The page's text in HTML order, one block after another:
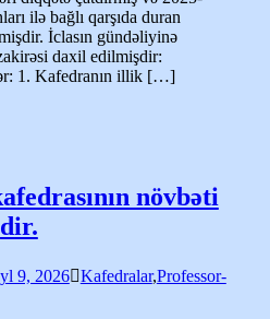
ilə bağlı qarşıda duran
İclasın gündəliyinə
daxil edilmişdir:
1. Kafedranın illik […]
növbəti
9, 2026 Kafedralar,Professor-